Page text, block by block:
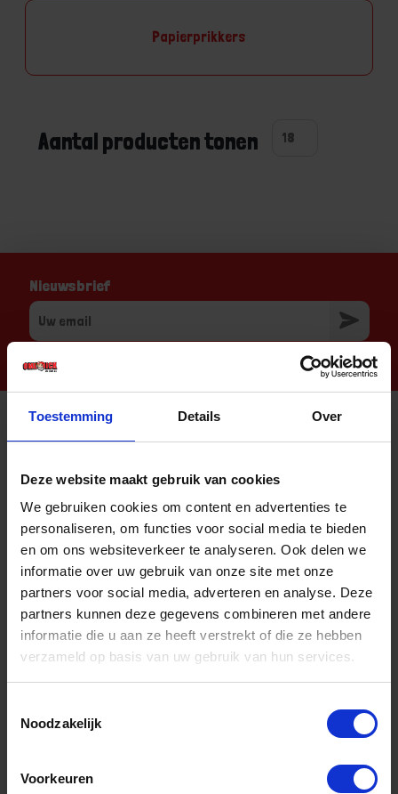
Toestemming Details Over
Deze website maakt gebruik van cookies
We gebruiken cookies om content en advertenties te
personaliseren, om functies voor social media te bieden
en om ons websiteverkeer te analyseren. Ook delen we
informatie over uw gebruik van onze site met onze
partners voor social media, adverteren en analyse. Deze
partners kunnen deze gegevens combineren met andere
informatie die u aan ze heeft verstrekt of die ze hebben
verzameld op basis van uw gebruik van hun services.
Noodzakelijk
Voorkeuren
Papierprikkers
Aantal producten tonen
Nieuwsbrief
Informatie
Sitemap
Algemene voorwaarden Ome Dick
Over Ome Dick
Klachtenregeling Ome Dick
Retouren & Garantie Ome Dick
Privacyverklaring Ome Dick
Klantenservice